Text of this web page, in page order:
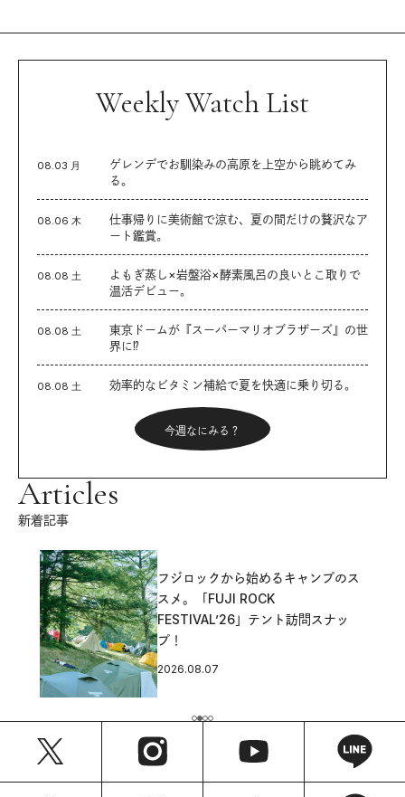
Weekly Watch List
08.03 月
ゲレンデでお馴染みの高原を上空から眺めてみ
る。
08.06 木
仕事帰りに美術館で涼む、夏の間だけの贅沢なア
ート鑑賞。
08.08 土
よもぎ蒸し×岩盤浴×酵素風呂の良いとこ取りで
温活デビュー。
08.08 土
東京ドームが『スーパーマリオブラザーズ』の世
界に⁉︎
08.08 土 効率的なビタミン補給で夏を快適に乗り切る。
今週なにみる？
Articles
新着記事
フジロックから始めるキャンプのス
スメ。「FUJI ROCK
FESTIVAL’26」テント訪問スナッ
プ！
2026.08.07